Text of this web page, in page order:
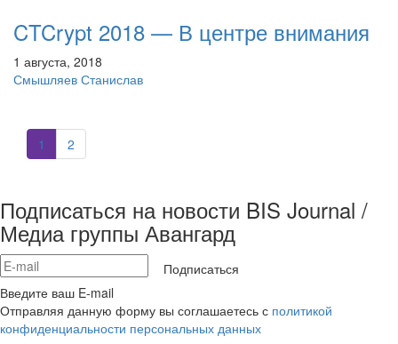
CTCrypt 2018 — В центре внимания
1 августа, 2018
Смышляев Станислав
1 2
Подписаться на новости BIS Journal /
Медиа группы Авангард
Подписаться
Введите ваш E-mail
Отправляя данную форму вы соглашаетесь с политикой
конфиденциальности персональных данных